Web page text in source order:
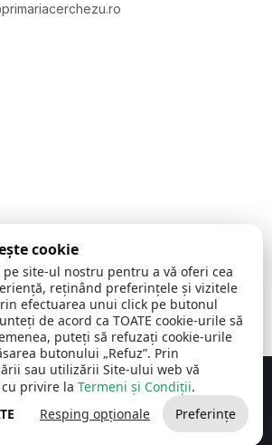
© 2026Toate drepturile rezervate
Big Media Relații Publice SRL
cookie
pe site-ul nostru pentru a vă oferi cea
reținând preferințele și vizitele
efectuarea unui click pe butonul
de acord ca TOATE cookie-urile să
puteți să refuzați cookie-urile
butonului „Refuz”. Prin
sau utilizării Site-ului web vă
privire la Termeni și Condiții.
Resping opționale Preferințe